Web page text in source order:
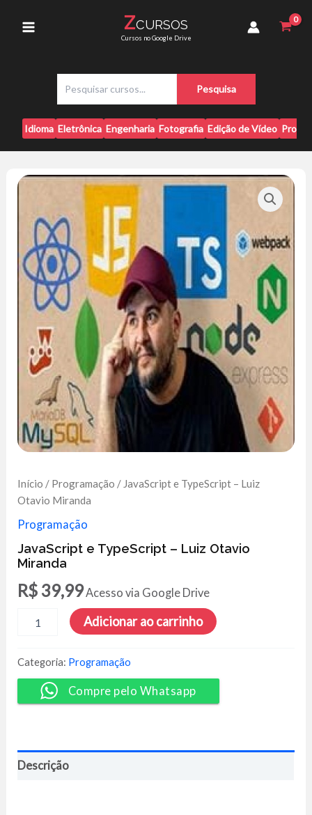
Menu
ZCURSOS
Cursos no Google Drive
s
q
u
i
a
Pesquisa
Idioma Eletrônica Engenharia Fotografia Edição de Vídeo
Início / Programação / JavaScript e TypeScript – Luiz
Otavio Miranda
Programação
JavaScript e TypeScript – Luiz Otavio
Miranda
R$ 39,99Acesso via Google Drive
-
Luiz
Otavio
Miranda
Adicionar ao carrinho
Categoria: Programação
Compre pelo Whatsapp
Descrição
Luiz